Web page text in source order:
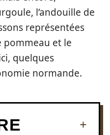
l’andouille de
représentées
pommeau et le
quelques
normande.